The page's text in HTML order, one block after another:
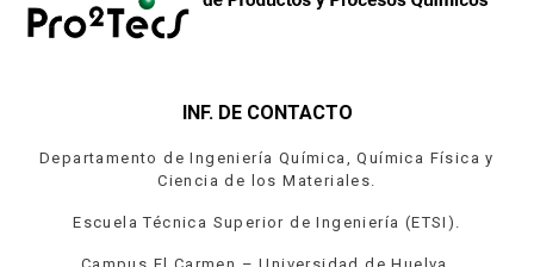
INF. DE CONTACTO
Departamento de Ingeniería Química, Química Física y
Ciencia de los Materiales.
Escuela Técnica Superior de Ingeniería (ETSI).